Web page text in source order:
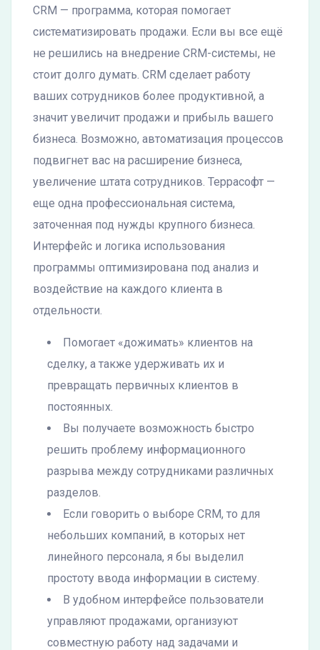
CRM — программа, которая помогает
систематизировать продажи. Если вы все ещё
не решились на внедрение CRM-системы, не
стоит долго думать. CRM сделает работу
ваших сотрудников более продуктивной, а
значит увеличит продажи и прибыль вашего
бизнеса. Возможно, автоматизация процессов
подвигнет вас на расширение бизнеса,
увеличение штата сотрудников. Террасофт —
еще одна профессиональная система,
заточенная под нужды крупного бизнеса.
Интерфейс и логика использования
программы оптимизирована под анализ и
воздействие на каждого клиента в
отдельности.
Помогает «дожимать» клиентов на
сделку, а также удерживать их и
превращать первичных клиентов в
постоянных.
Вы получаете возможность быстро
решить проблему информационного
разрыва между сотрудниками различных
разделов.
Если говорить о выборе CRM, то для
небольших компаний, в которых нет
линейного персонала, я бы выделил
простоту ввода информации в систему.
В удобном интерфейсе пользователи
управляют продажами, организуют
совместную работу над задачами и